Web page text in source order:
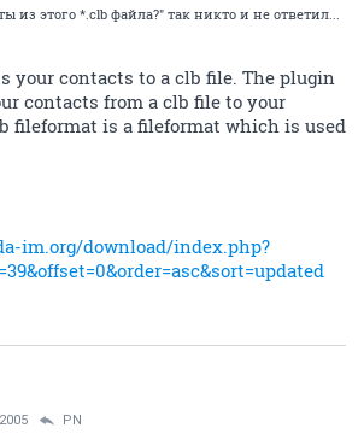
из этого *.clb файла?" так никто и не ответил...
your contacts to a clb file. The plugin
contacts from a clb file to your
fileformat is a fileformat which is used
im.org/download/index.php?
PN